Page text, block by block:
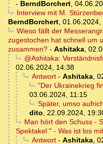
- BerndBorchert,
Interview mit M.
BerndBorchert, 01.06.2024,
Wieso fällt der
zugestochen hat schnell um
zusammen? - Ashitaka,
@Ashitaka:
02.06.2024, 14:38
Antwort- Ashitaka,
"Der Ukrainekrieg
03.06.2024, 11:15
Später, umso
dito, 22.09.2024,
Man hört den Schuss -
Spektakel " - Was ist los
Antwort- Ashitaka,